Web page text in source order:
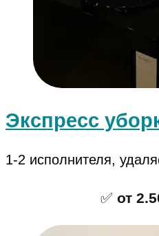
Экспресс
1-2 исполнителя,
✅ от